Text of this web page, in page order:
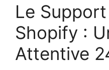
Le
Shopify :
Attentive